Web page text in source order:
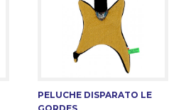
PELUCHE DISPARATO LE